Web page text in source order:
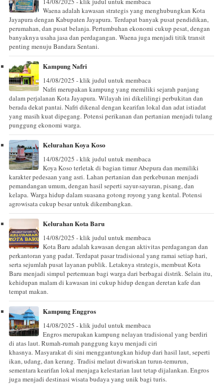
Waena adalah kawasan strategis yang menghubungkan Kota
Jayapura dengan Kabupaten Jayapura. Terdapat banyak pusat pendidikan,
perumahan, dan pusat belanja. Pertumbuhan ekonomi cukup pesat, dengan
banyaknya usaha jasa dan perdagangan. Waena juga menjadi titik transit
penting menuju Bandara Sentani.
Kampung Nafri
14/08/2025 - klik judul untuk membaca
Nafri merupakan kampung yang memiliki sejarah panjang
dalam perjalanan Kota Jayapura. Wilayah ini dikelilingi perbukitan dan
berada dekat pantai. Nafri dikenal dengan kearifan lokal dan adat istiadat
yang masih kuat dipegang. Potensi perikanan dan pertanian menjadi tulang
punggung ekonomi warga.
Kelurahan Koya Koso
14/08/2025 - klik judul untuk membaca
Koya Koso terletak di bagian timur Abepura dan memiliki
karakter pedesaan yang asri. Lahan pertanian dan perkebunan menjadi
pemandangan umum, dengan hasil seperti sayur-sayuran, pisang, dan
kelapa. Warga hidup dalam suasana gotong royong yang kental. Potensi
agrowisata cukup besar untuk dikembangkan.
Kelurahan Kota Baru
14/08/2025 - klik judul untuk membaca
Kota Baru adalah kawasan dengan aktivitas perdagangan dan
perkantoran yang padat. Terdapat pasar tradisional yang ramai setiap hari,
serta sejumlah pusat layanan publik. Letaknya strategis, membuat Kota
Baru menjadi simpul pertemuan bagi warga dari berbagai distrik. Selain itu,
kehidupan malam di kawasan ini cukup hidup dengan deretan kafe dan
tempat makan.
Kampung Enggros
14/08/2025 - klik judul untuk membaca
Engros merupakan kampung nelayan tradisional yang berdiri
di atas laut. Rumah-rumah panggung kayu menjadi ciri
khasnya. Masyarakat di sini menggantungkan hidup dari hasil laut, seperti
ikan, udang, dan kerang. Tradisi melaut diwariskan turun-temurun,
sementara kearifan lokal menjaga kelestarian laut tetap dijalankan. Engros
juga menjadi destinasi wisata budaya yang unik bagi turis.